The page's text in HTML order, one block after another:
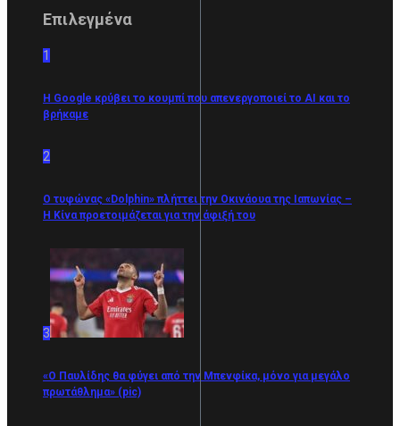
Επιλεγμένα
1
Η Google κρύβει το κουμπί που απενεργοποιεί το AI και το
βρήκαμε
2
Ο τυφώνας «Dolphin» πλήττει την Οκινάουα της Ιαπωνίας –
Η Κίνα προετοιμάζεται για την άφιξή του
3
«Ο Παυλίδης θα φύγει από την Μπενφίκα, μόνο για μεγάλο
πρωτάθλημα» (pic)